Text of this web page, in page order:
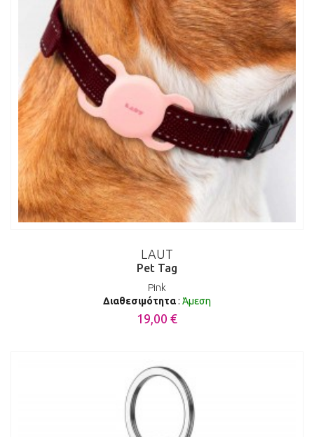
LAUT
Pet Tag
Pink
Διαθεσιμότητα: Άμεση
19,00 €